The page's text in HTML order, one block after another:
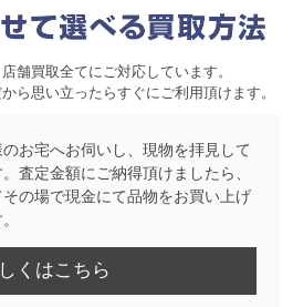
舗買取全てにご対応しています。
ら思い立ったらすぐにご利用頂けます。
お宅へお伺いし、現物を拝見して
査定金額にご納得頂けましたら、
その場で現金にて品物をお買い上げ
くはこちら